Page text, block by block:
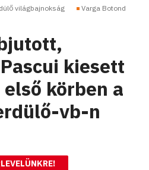
világbajnokság
Varga Botond
kiesett
körben a
vb-n